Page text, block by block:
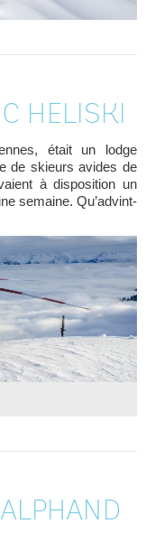
HELISKI
était un lodge
de skieurs avides de
à disposition un
semaine. Qu’advint-